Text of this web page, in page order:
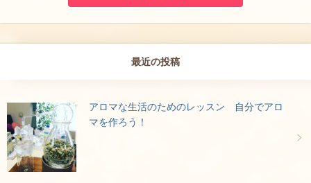
最近の投稿
アロマな生活のためのレッスン 自分でアロ
マを作ろう！